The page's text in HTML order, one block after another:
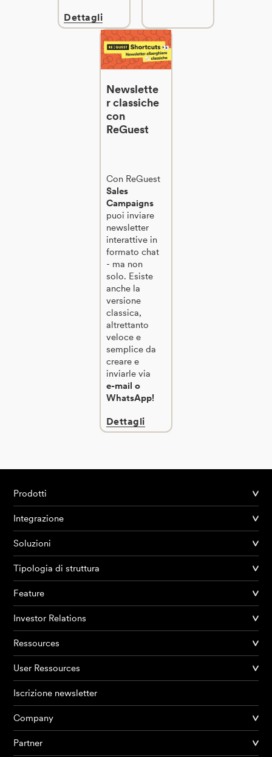
Dettagli
Newslette
r classiche
con
ReGuest
Con ReGuest
Sales
Campaigns
puoi inviare
newsletter
interattive in
formato chat
- ma non
solo. Esiste
anche la
versione
classica,
altrettanto
veloce e
semplice da
creare e
inviarle via
e-mail o
WhatsApp!
Dettagli
Prodotti
Integrazione
Soluzioni
Tipologia di struttura
Feature
Investor Relations
Ressources
User Ressources
Iscrizione newsletter
Company
Partner